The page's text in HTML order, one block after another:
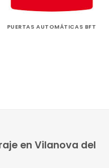
PUERTAS AUTOMÁTICAS BFT
en Vilanova del